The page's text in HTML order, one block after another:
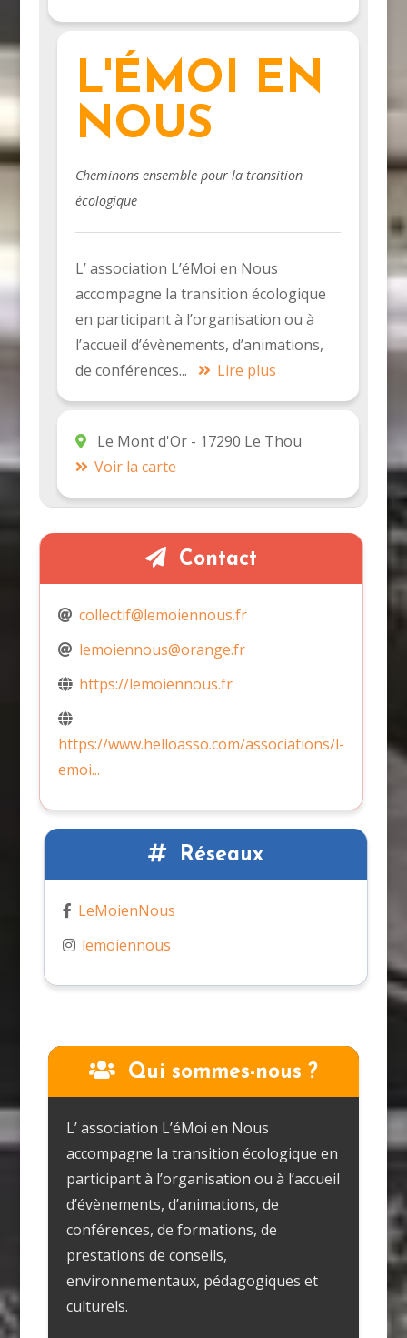
L'ÉMOI EN
NOUS
Cheminons ensemble pour la transition
écologique
L’ association L’éMoi en Nous
accompagne la transition écologique
en participant à l’organisation ou à
l’accueil d’évènements, d’animations,
de conférences...
Lire plus
Le Mont d'Or - 17290 Le Thou
Voir la carte
Contact
collectif@lemoiennous.fr
lemoiennous@orange.fr
https://lemoiennous.fr
https://www.helloasso.com/associations/l-
emoi...
Réseaux
LeMoienNous
lemoiennous
Qui sommes-nous ?
L’ association L’éMoi en Nous
accompagne la transition écologique en
participant à l’organisation ou à l’accueil
d’évènements, d’animations, de
conférences, de formations, de
prestations de conseils,
environnementaux, pédagogiques et
culturels.